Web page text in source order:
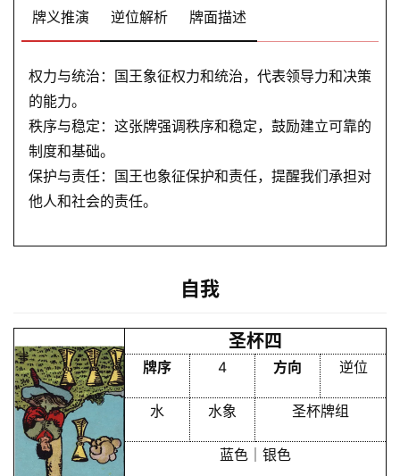
牌义推演 逆位解析 牌面描述
权力与统治：国王象征权力和统治，代表领导力和决策
的能力。
秩序与稳定：这张牌强调秩序和稳定，鼓励建立可靠的
制度和基础。
保护与责任：国王也象征保护和责任，提醒我们承担对
他人和社会的责任。
自我
圣杯四
牌序 4 方向 逆位
水 水象 圣杯牌组
蓝色｜银色